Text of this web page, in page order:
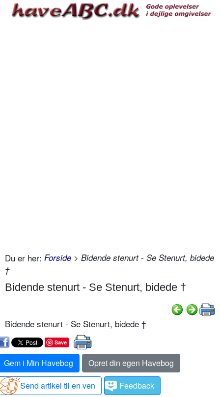
Du er her: Forside > Bidende stenurt - Se Stenurt, bidede
†
Bidende stenurt - Se Stenurt, bidede †
Bidende stenurt - Se Stenurt, bidede †
Save
Gem i Min Havebog
Opret din egen Havebog
Send artikel til en ven
Feedback